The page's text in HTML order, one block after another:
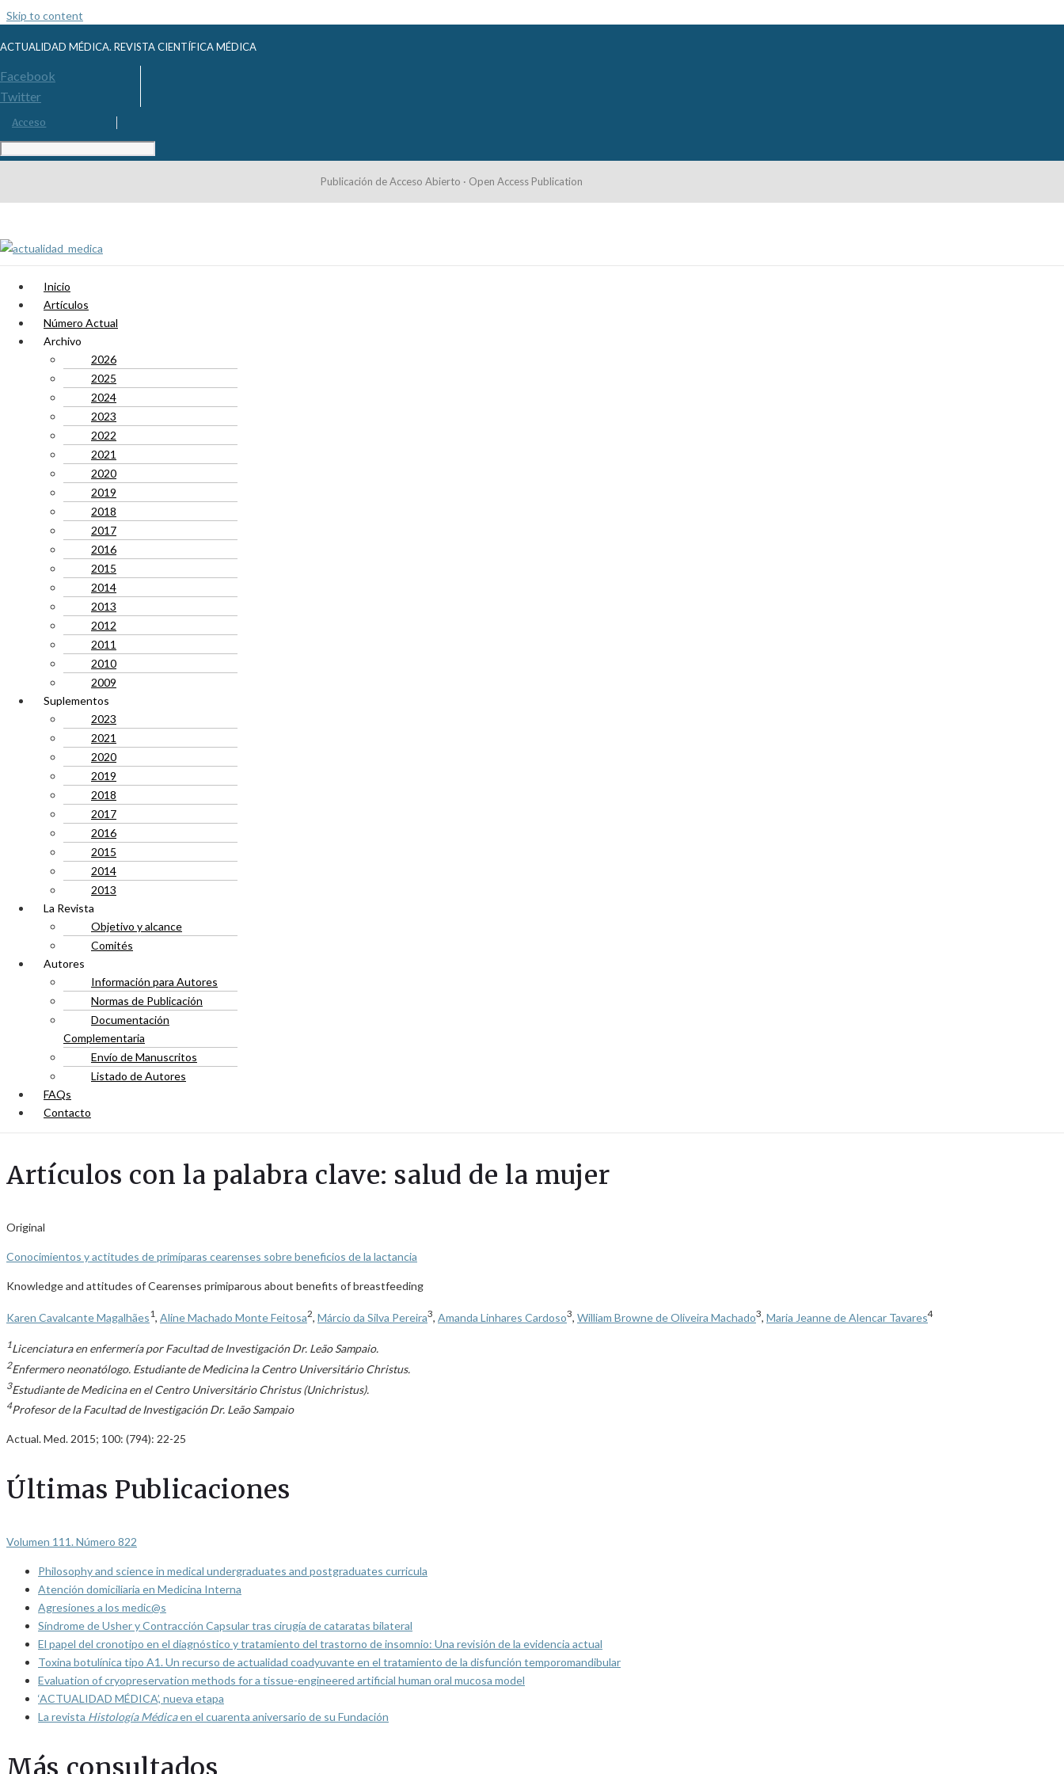
Skip to content
ACTUALIDAD MÉDICA. REVISTA CIENTÍFICA MÉDICA
Facebook
Twitter
Acceso
Publicación de Acceso Abierto · Open Access Publication
Inicio
Artículos
Número Actual
Archivo
2026
2025
2024
2023
2022
2021
2020
2019
2018
2017
2016
2015
2014
2013
2012
2011
2010
2009
Suplementos
2023
2021
2020
2019
2018
2017
2016
2015
2014
2013
La Revista
Objetivo y alcance
Comités
Autores
Información para Autores
Normas de Publicación
Documentación
Complementaria
Envío de Manuscritos
Listado de Autores
FAQs
Contacto
Artículos con la palabra clave: salud de la mujer
Original
Conocimientos y actitudes de primíparas cearenses sobre beneficios de la lactancia
Knowledge and attitudes of Cearenses primiparous about benefits of breastfeeding
Karen Cavalcante Magalhães1, Aline Machado Monte Feitosa2, Márcio da Silva Pereira3, Amanda Linhares Cardoso3, William Browne de Oliveira Machado3, Maria Jeanne de Alencar Tavares4
1Licenciatura en enfermería por Facultad de Investigación Dr. Leão Sampaio.
2Enfermero neonatólogo. Estudiante de Medicina la Centro Universitário Christus.
3Estudiante de Medicina en el Centro Universitário Christus (Unichristus).
4Profesor de la Facultad de Investigación Dr. Leão Sampaio
Actual. Med. 2015; 100: (794): 22-25
Últimas Publicaciones
Volumen 111. Número 822
Philosophy and science in medical undergraduates and postgraduates curricula
Atención domiciliaria en Medicina Interna
Agresiones a los medic@s
Síndrome de Usher y Contracción Capsular tras cirugía de cataratas bilateral
El papel del cronotipo en el diagnóstico y tratamiento del trastorno de insomnio: Una revisión de la evidencia actual
Toxina botulínica tipo A1. Un recurso de actualidad coadyuvante en el tratamiento de la disfunción temporomandibular
Evaluation of cryopreservation methods for a tissue-engineered artificial human oral mucosa model
‘ACTUALIDAD MÉDICA’, nueva etapa
La revista Histología Médicaen el cuarenta aniversario de su Fundación